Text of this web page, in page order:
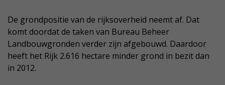
De grondpositie van de rijksoverheid neemt af. Dat
komt doordat de taken van Bureau Beheer
Landbouwgronden verder zijn afgebouwd. Daardoor
heeft het Rijk 2.616 hectare minder grond in bezit dan
in 2012.